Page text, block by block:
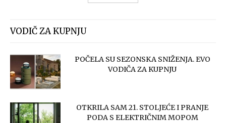
VODIČ ZA KUPNJU
POČELA SU SEZONSKA SNIŽENJA. EVO
VODIČA ZA KUPNJU
OTKRILA SAM 21. STOLJEĆE I PRANJE
PODA S ELEKTRIČNIM MOPOM